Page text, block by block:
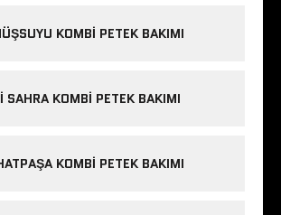
KOMBI PETEK BAKIMI
SAHRA KOMBI PETEK BAKIMI
KOMBI PETEK BAKIMI